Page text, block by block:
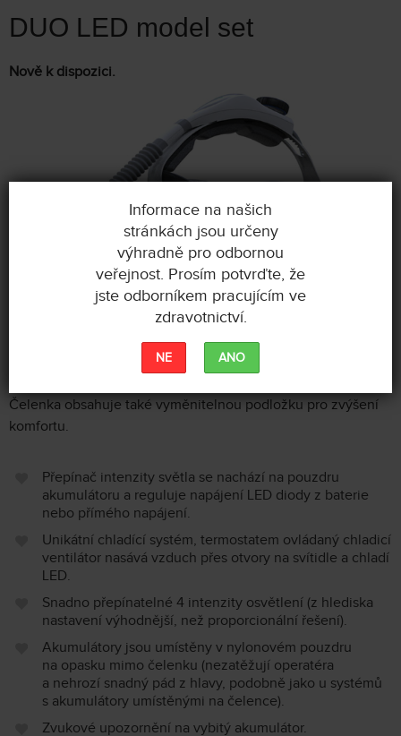
DUO LED model set
Nově k dispozici.
Nabízí univerzální nastavení velikosti pomocí dvou knoflíků
Čelenka obsahuje také vyměnitelnou podložku pro zvýšení
komfortu.
Přepínač intenzity světla se nachází na pouzdru
akumulátoru a reguluje napájení LED diody z baterie
nebo přímého napájení.
Unikátní chladící systém, termostatem ovládaný chladicí
ventilátor nasává vzduch přes otvory na svítidle a chladí
LED.
Snadno přepínatelné 4 intenzity osvětlení (z hlediska
nastavení výhodnější, než proporcionální řešení).
Akumulátory jsou umístěny v nylonovém pouzdru
na opasku mimo čelenku (nezatěžují operatéra
a nehrozí snadný pád z hlavy, podobně jako u systémů
s akumulátory umístěnými na čelence).
Zvukové upozornění na vybitý akumulátor.
Informace na našich
stránkách jsou určeny
výhradně pro odbornou
veřejnost. Prosím potvrďte, že
jste odborníkem pracujícím ve
zdravotnictví.
NE ANO